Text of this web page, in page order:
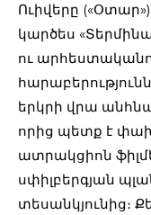
Ուիվերը
կարծես
ու
երկրի վրա
որից պետք է
ատրակցիոն
սփիլբերգյան
տեսանկյունից։